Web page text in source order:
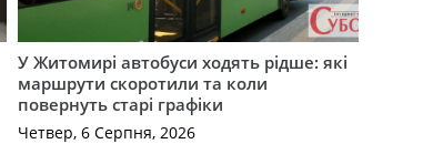
У Житомирі автобуси ходять рідше: які
маршрути скоротили та коли
повернуть старі графіки
Четвер, 6 Серпня, 2026